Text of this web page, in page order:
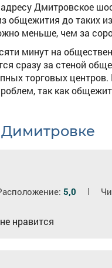
Дмитровское
до таких
меньше, чем за
минут на
сразу за стеной
торговых
так как
5,0
нравится